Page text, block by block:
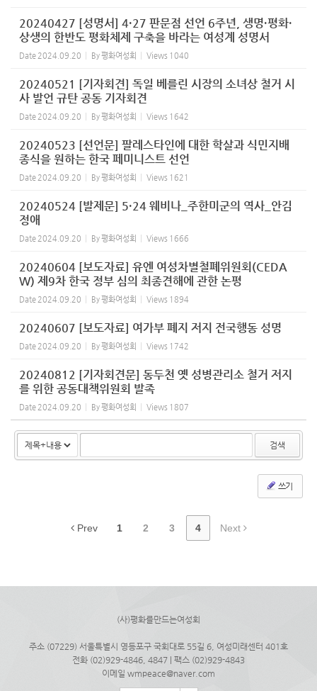
20240427 [성명서] 4·27 판문점 선언 6주년, 생명·평화·
상생의 한반도 평화체제 구축을 바라는 여성계 성명서
Date 2024.09.20 By평화여성회 Views 1040
20240521 [기자회견] 독일 베를린 시장의 소녀상 철거 시
사 발언 규탄 공동 기자회견
Date 2024.09.20 By평화여성회 Views 1642
20240523 [선언문] 팔레스타인에 대한 학살과 식민지배
종식을 원하는 한국 페미니스트 선언
Date 2024.09.20 By평화여성회 Views 1621
20240524 [발제문] 5·24 웨비나_주한미군의 역사_안김
정애
Date 2024.09.20 By평화여성회 Views 1666
20240604 [보도자료] 유엔 여성차별철폐위원회(CEDA
W) 제9차 한국 정부 심의 최종견해에 관한 논평
Date 2024.09.20 By평화여성회 Views 1894
20240607 [보도자료] 여가부 폐지 저지 전국행동 성명
Date 2024.09.20 By평화여성회 Views 1742
20240812 [기자회견문] 동두천 옛 성병관리소 철거 저지
를 위한 공동대책위원회 발족
Date 2024.09.20 By평화여성회 Views 1807
검색
쓰기
Prev 1 2 3 4 Next
(사)평화를만드는여성회
주소 (07229) 서울특별시 영등포구 국회대로 55길 6, 여성미래센터 401호
전화 (02)929-4846, 4847 | 팩스 (02)929-4843
이메일 wmpeace@naver.com